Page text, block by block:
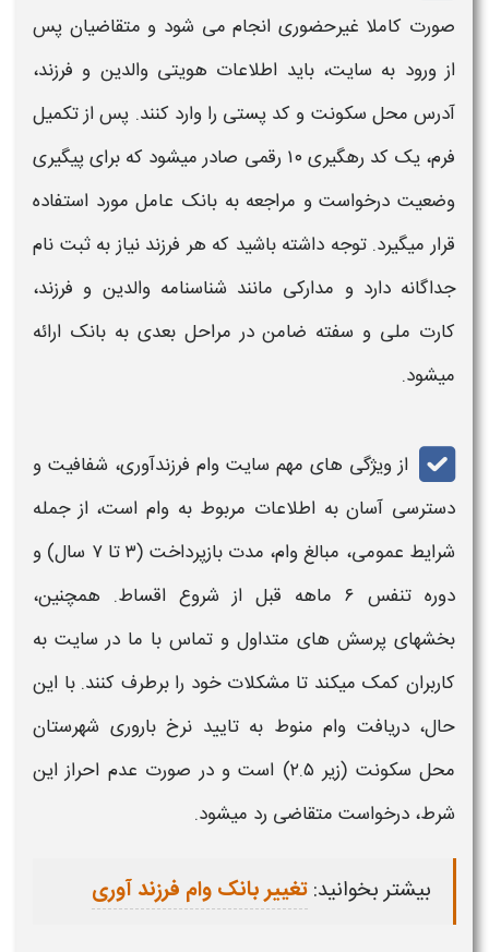
صورت کاملا غیرحضوری انجام می شود و متقاضیان پس
از ورود به سایت، باید اطلاعات هویتی والدین و فرزند،
آدرس محل سکونت و کد پستی را وارد کنند. پس از تکمیل
فرم، یک کد رهگیری ۱۰ رقمی صادر میشود که برای پیگیری
وضعیت درخواست و مراجعه به بانک عامل مورد استفاده
قرار میگیرد. توجه داشته باشید که هر فرزندنیاز بهثبت نام
جداگانه دارد و مدارکی مانند شناسنامه والدین و فرزند،
کارت ملی و سفته ضامن در مراحل بعدی به بانک ارائه
میشود.
از ویژگی های مهم سایت وام فرزندآوری​، شفافیت و
دسترسی آسان به اطلاعات مربوط به وام است، از جمله
شرایط عمومی، مبالغوام
، مدت بازپرداخت (۳ تا ۷ سال) و
دوره تنفس ۶ ماهه قبل از شروع اقساط. همچنین،
بخشهای پرسش های متداول و تماس با ما در سایت به
کاربران کمک میکند تا مشکلات خود را برطرف کنند. با این
حال، دریافت وام منوط به تایید نرخ باروری شهرستان
محل سکونت (زیر ۲.۵) است و در صورت عدم احراز این
شرط، درخواست متقاضی رد میشود.
بیشتر بخوانید:تغییر بانک وام فرزند آوری